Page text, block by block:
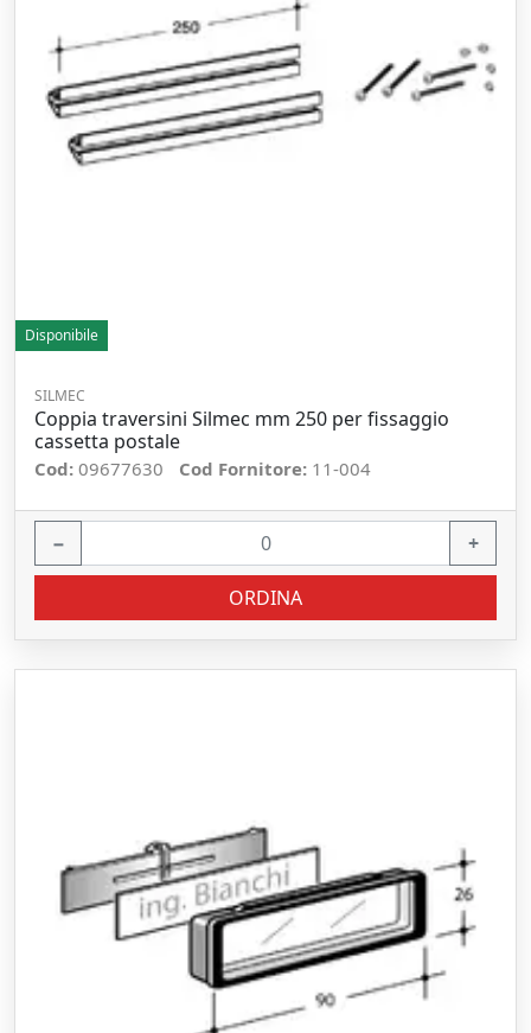
Disponibile
SILMEC
Coppia traversini Silmec mm 250 per fissaggio
cassetta postale
Cod: 09677630 Cod Fornitore: 11-004
− +
ORDINA